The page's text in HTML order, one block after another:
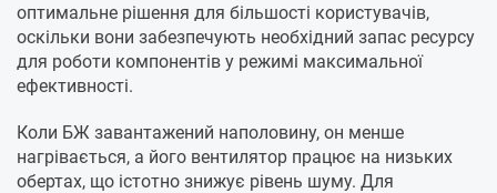
оптимальне рішення для більшості користувачів,
оскільки вони забезпечують необхідний запас ресурсу
для роботи компонентів у режимі максимальної
ефективності.
Коли БЖ завантажений наполовину, он менше
нагрівається, а його вентилятор працює на низьких
обертах, що істотно знижує рівень шуму. Для